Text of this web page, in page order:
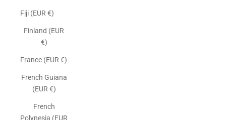
Fiji (EUR €)
Finland (EUR
€)
France (EUR €)
French Guiana
(EUR €)
French
Polynesia (EUR